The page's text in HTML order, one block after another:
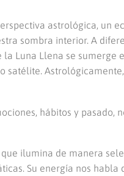
astrológica, un
sombra interior. A
Luna Llena se
satélite.
hábitos y
ilumina de manera
Su energía nos